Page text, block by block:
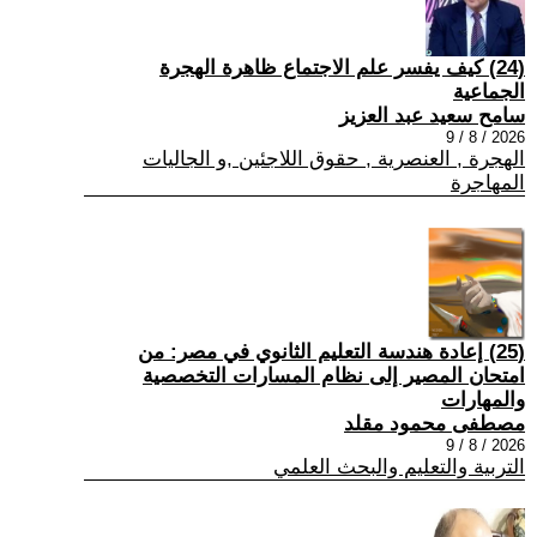
(24) كيف يفسر علم الاجتماع ظاهرة الهجرة
الجماعية
سامح سعيد عبد العزيز
2026 / 8 / 9
الهجرة , العنصرية , حقوق اللاجئين ,و الجاليات
المهاجرة
(25) إعادة هندسة التعليم الثانوي في مصر: من
امتحان المصير إلى نظام المسارات التخصصية
والمهارات
مصطفى محمود مقلد
2026 / 8 / 9
التربية والتعليم والبحث العلمي